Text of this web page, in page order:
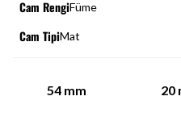
Cam RengiFüme
Cam TipiMat
54 mm 20